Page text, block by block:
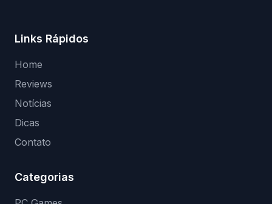
Links Rápidos
Home
Reviews
Notícias
Dicas
Contato
Categorias